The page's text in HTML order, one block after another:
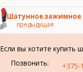
предыдущая
Если вы хотите купить
Позвонить:
+375-